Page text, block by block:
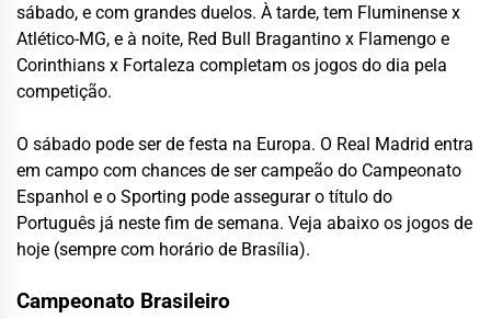
sábado, e com grandes duelos. À tarde, tem Fluminense x
Atlético-MG, e à noite, Red Bull Bragantino x Flamengo e
Corinthians x Fortaleza completam os jogos do dia pela
competição.
O sábado pode ser de festa na Europa. O Real Madrid entra
em campo com chances de ser campeão do Campeonato
Espanhol e o Sporting pode assegurar o título do
Português já neste fim de semana. Veja abaixo os jogos de
hoje (sempre com horário de Brasília).
Campeonato Brasileiro